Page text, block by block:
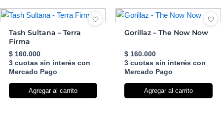
Tash Sultana – Terra
Firma
$160.000
3 cuotas sin interés con
Mercado Pago
Agregar al carrito
Gorillaz – The Now Now
$160.000
3 cuotas sin interés con
Mercado Pago
Agregar al carrito